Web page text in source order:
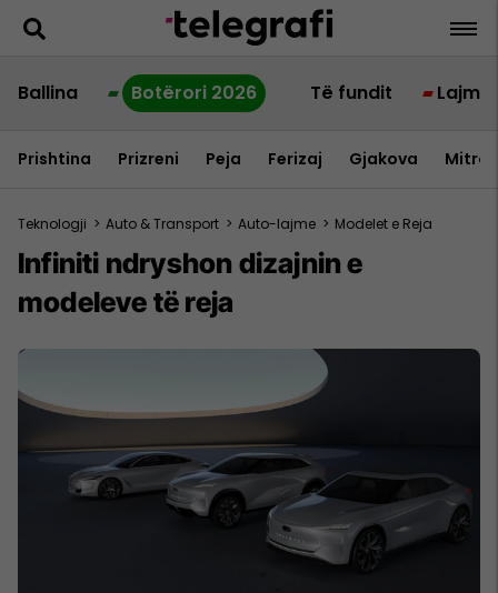
Ballina Botërori 2026 Të fundit Lajme
Prishtina Prizreni Peja Ferizaj Gjakova
Teknologji > Auto & Transport > Auto-lajme > Modelet e Reja
Infiniti ndryshon dizajnin e
modeleve të reja